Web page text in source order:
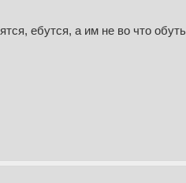
ебутся, а им не во что